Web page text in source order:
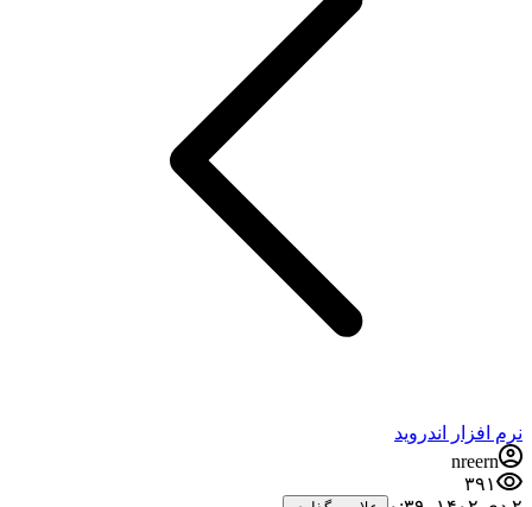
نرم افزار اندروید
nreern
۳۹۱